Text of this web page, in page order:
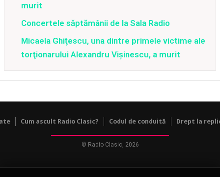
murit
Concertele săptămânii de la Sala Radio
Micaela Ghiţescu, una dintre primele victime ale
torţionarului Alexandru Vişinescu, a murit
Cum ascult Radio Clasic? Codul de conduită Drept la
© Radio Clasic, 2026